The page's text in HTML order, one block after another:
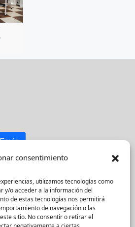
consentimiento
utilizamos tecnologías como
y/o acceder a la información del
de estas tecnologías nos permitirá
de navegación o las
sitio. No consentir o retirar el
Envio